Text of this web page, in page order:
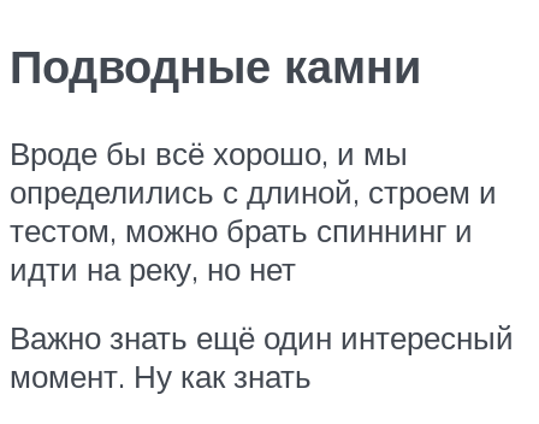
Подводные камни
Вроде бы всё хорошо, и мы
определились с длиной, строем и
тестом, можно брать спиннинг и
идти на реку, но нет
Важно знать ещё один интересный
момент. Ну как знать